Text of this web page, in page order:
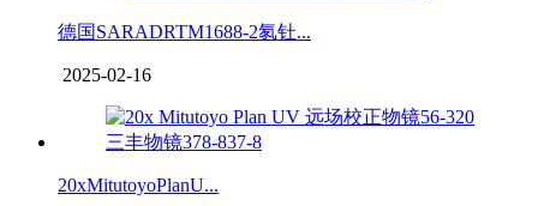
德国SARADRTM1688-2氡钍...
2025-02-16
20xMitutoyoPlanU...